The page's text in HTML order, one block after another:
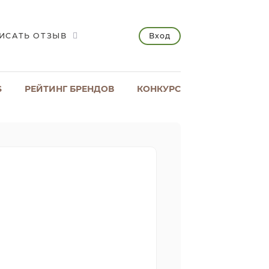
ОТЗЫВ Вход
РЕЙТИНГ БРЕНДОВ КОНКУРС